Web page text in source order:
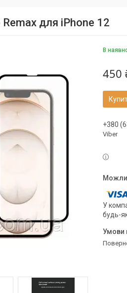
для iPhone 12
В
450
+380
Viber
У
будь-